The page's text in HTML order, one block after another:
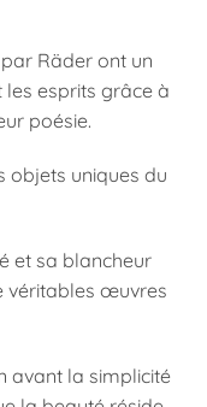
Räder ont un
esprits grâce à
poésie.
objets uniques du
et sa blancheur
véritables œuvres
avant la simplicité